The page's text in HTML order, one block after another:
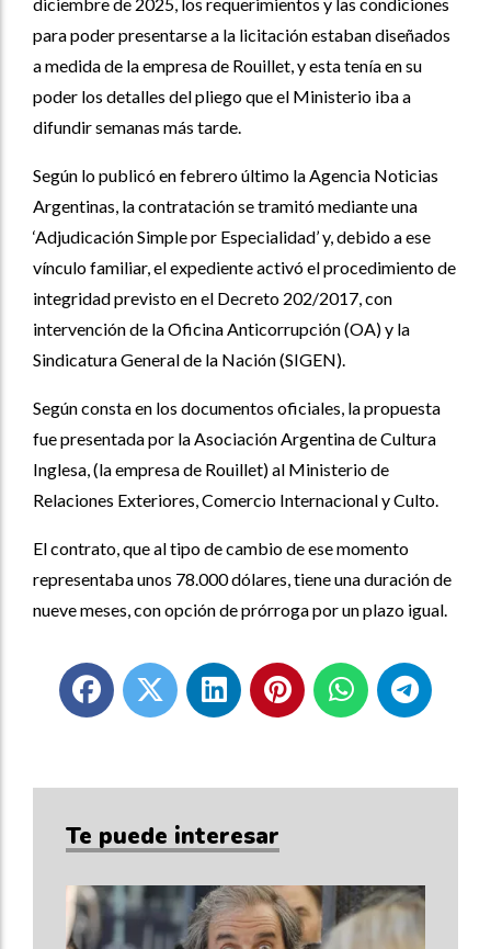
para poder presentarse a la licitación estaban diseñados
a medida de la empresa de Rouillet, y esta tenía en su
poder los detalles del pliego que el Ministerio iba a
difundir semanas más tarde.
Según lo publicó en febrero último la Agencia Noticias
Argentinas, la contratación se tramitó mediante una
‘Adjudicación Simple por Especialidad’ y, debido a ese
vínculo familiar, el expediente activó el procedimiento de
integridad previsto en el Decreto 202/2017, con
intervención de la Oficina Anticorrupción (OA) y la
Sindicatura General de la Nación (SIGEN).
Según consta en los documentos oficiales, la propuesta
fue presentada por la Asociación Argentina de Cultura
Inglesa, (la empresa de Rouillet) al Ministerio de
Relaciones Exteriores, Comercio Internacional y Culto.
El contrato, que al tipo de cambio de ese momento
representaba unos 78.000 dólares, tiene una duración de
nueve meses, con opción de prórroga por un plazo igual.
Te puede interesar